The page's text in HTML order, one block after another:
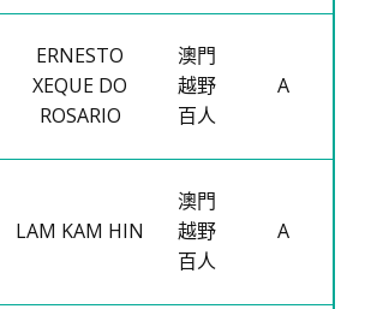
ERNESTO
XEQUE DO
ROSARIO
澳門
越野
百人
A
LAM KAM HIN
澳門
越野
百人
A